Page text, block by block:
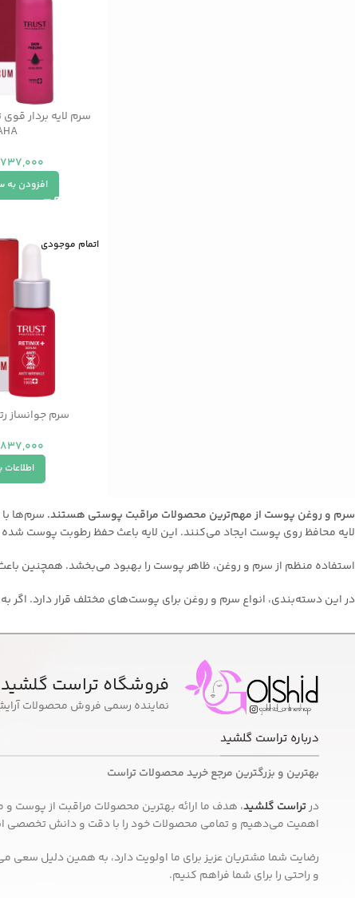
737,000
افزودن به
اتمام موجودی
سرم جوانساز
837,000
اطلاعات
سرم و روغن پوست از مهم‌ترین محصولات مراقبت پوستی هستند. سرم‌ها
لایه محافظ روی پوست ایجاد می‌کنند. این لایه باعث حفظ رطوبت پوست شده
استفاده منظم از سرم و روغن، ظاهر پوست را بهبود می‌بخشد. همچنین
در این دسته‌بندی، انواع سرم‌ و روغن‌ برای پوست‌های مختلف قرار دارد. اگر
فروشگاه تراست گلشید
نماینده رسمی فروش محصولات
درباره تراست گلشید
بهترین و بزرگترین مرجع خرید محصولات تراست
درتراست گلشید، هدف ما ارائه بهترین محصولات مراقبت از پوست و
اهمیت می‌دهیم و تمامی محصولات خود را با دقت و دانش تخصصی
رضایت شما مشتریان عزیز برای ما اولویت دارد، به همین دلیل سعی
و راحتی را برای شما فراهم کنیم.